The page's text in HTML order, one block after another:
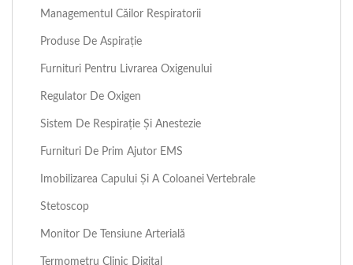
Managementul Căilor Respiratorii
Produse De Aspirație
Furnituri Pentru Livrarea Oxigenului
Regulator De Oxigen
Sistem De Respirație Și Anestezie
Furnituri De Prim Ajutor EMS
Imobilizarea Capului Și A Coloanei Vertebrale
Stetoscop
Monitor De Tensiune Arterială
Termometru Clinic Digital